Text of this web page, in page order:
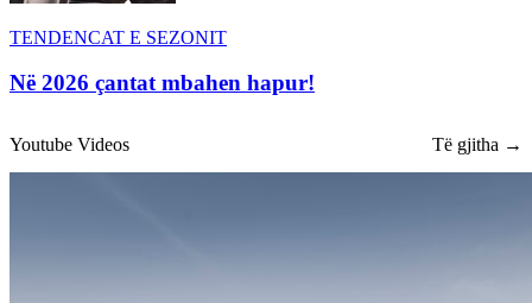
TENDENCAT E SEZONIT
Në 2026 çantat mbahen hapur!
Youtube Videos Të gjitha →